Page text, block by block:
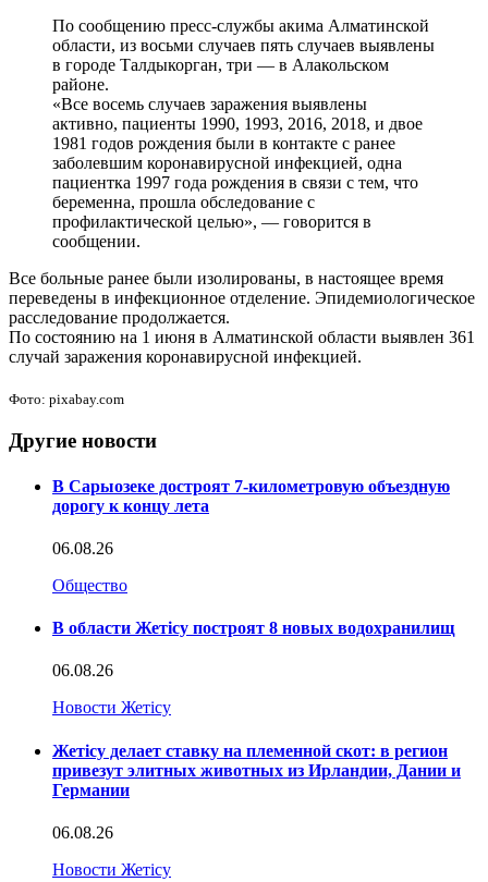
По сообщению пресс-службы акима Алматинской
области, из восьми случаев пять случаев выявлены
в городе Талдыкорган, три — в Алакольском
районе.
«Все восемь случаев заражения выявлены
активно, пациенты 1990, 1993, 2016, 2018, и двое
1981 годов рождения были в контакте с ранее
заболевшим коронавирусной инфекцией, одна
пациентка 1997 года рождения в связи с тем, что
беременна, прошла обследование с
профилактической целью», — говорится в
сообщении.
Все больные ранее были изолированы, в настоящее время
переведены в инфекционное отделение. Эпидемиологическое
расследование продолжается.
По состоянию на 1 июня в Алматинской области выявлен 361
случай заражения коронавирусной инфекцией.
Фото: pixabay.com
Другие новости
В Сарыозеке достроят 7-километровую объездную
дорогу к концу лета
06.08.26
Общество
В области Жетісу построят 8 новых водохранилищ
06.08.26
Новости Жетісу
Жетісу делает ставку на племенной скот: в регион
привезут элитных животных из Ирландии, Дании и
Германии
06.08.26
Новости Жетісу